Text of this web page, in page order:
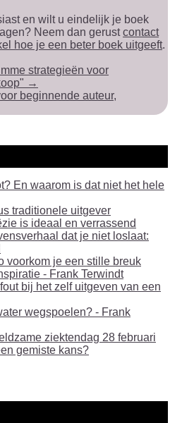
en wilt u eindelijk je boek
Neem dan gerustcontact
hoe je een beter boek uitgeeft.
strategieën voor
→
beginnende auteur,
En waarom is dat niet het hele
traditionele uitgever
is ideaal en verrassend
dat je niet loslaat:
voorkom je een stille breuk
- Frank Terwindt
bij het zelf uitgeven van een
wegspoelen? - Frank
ziektendag 28 februari
gemiste kans?